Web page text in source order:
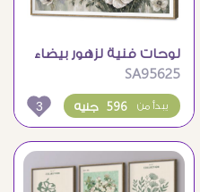
لوحات فنية لزهور بيضاء
رقيقة بخلفية تجريدية
SA95625
596 جنيه يبدأ من 3